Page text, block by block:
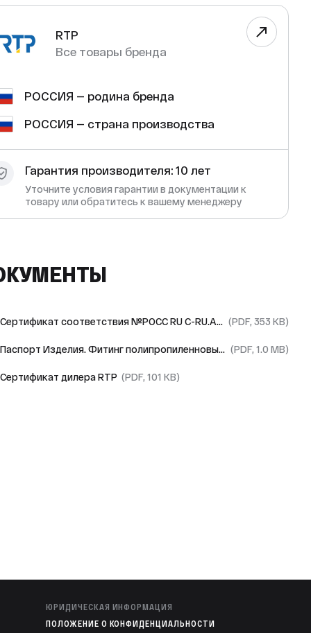
RTP
Все товары бренда
РОССИЯ — родина бренда
РОССИЯ — страна производства
Гарантия производителя: 10 лет
Уточните условия гарантии в документации к
товару или обратитесь к вашему менеджеру
Сертификат соответствия №РОСС RU С-RU.АЯ09.В.01727/23 (PDF, 353 KB)
Паспорт Изделия. Фитинг полипропиленновый RTP (PDF, 1.0 MB)
Сертификат дилера RTP (PDF, 101 KB)
ЮРИДИЧЕСКАЯ ИНФОРМАЦИЯ
ПОЛОЖЕНИЕ О КОНФИДЕНЦИАЛЬНОСТИ